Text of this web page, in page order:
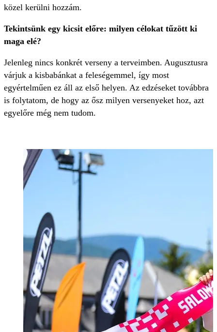
közel kerülni hozzám.
Tekintsünk egy kicsit előre: milyen célokat tűzött ki
maga elé?
Jelenleg nincs konkrét verseny a terveimben. Augusztusra
várjuk a kisbabánkat a feleségemmel, így most
egyértelműen ez áll az első helyen. Az edzéseket továbbra
is folytatom, de hogy az ősz milyen versenyeket hoz, azt
egyelőre még nem tudom.